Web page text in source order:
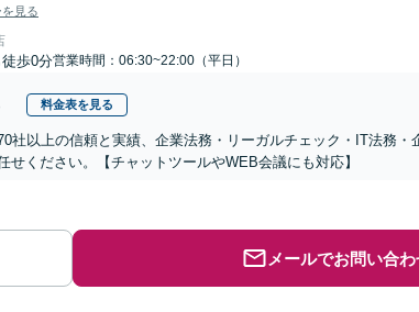
見る
歩0分営業時間：06:30~22:00（平日）
料金表を見る
社以上の信頼と実績、企業法務・リーガルチェック・IT法務・
せください。【チャットツールやWEB会議にも対応】
メールでお問い合